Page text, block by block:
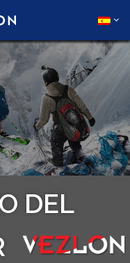
DEL